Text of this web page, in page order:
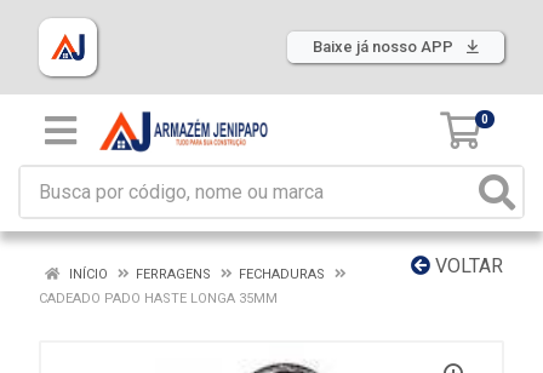
Baixe já nosso APP
0
VOLTAR
INÍCIO FERRAGENS
FECHADURAS
CADEADO PADO HASTE LONGA 35MM